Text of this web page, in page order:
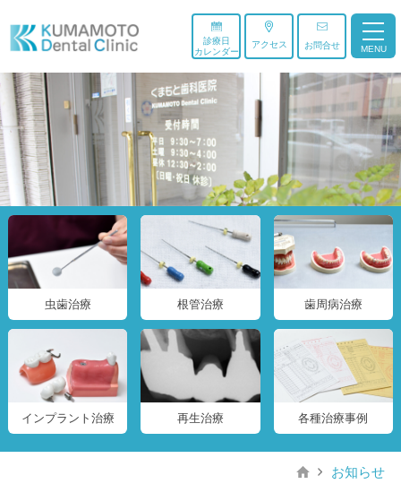
診療日
カレンダー
アクセス お問合せ MENU
虫歯治療 根管治療 歯周病治療
インプラント治療 再生治療 各種治療事例
お知らせ